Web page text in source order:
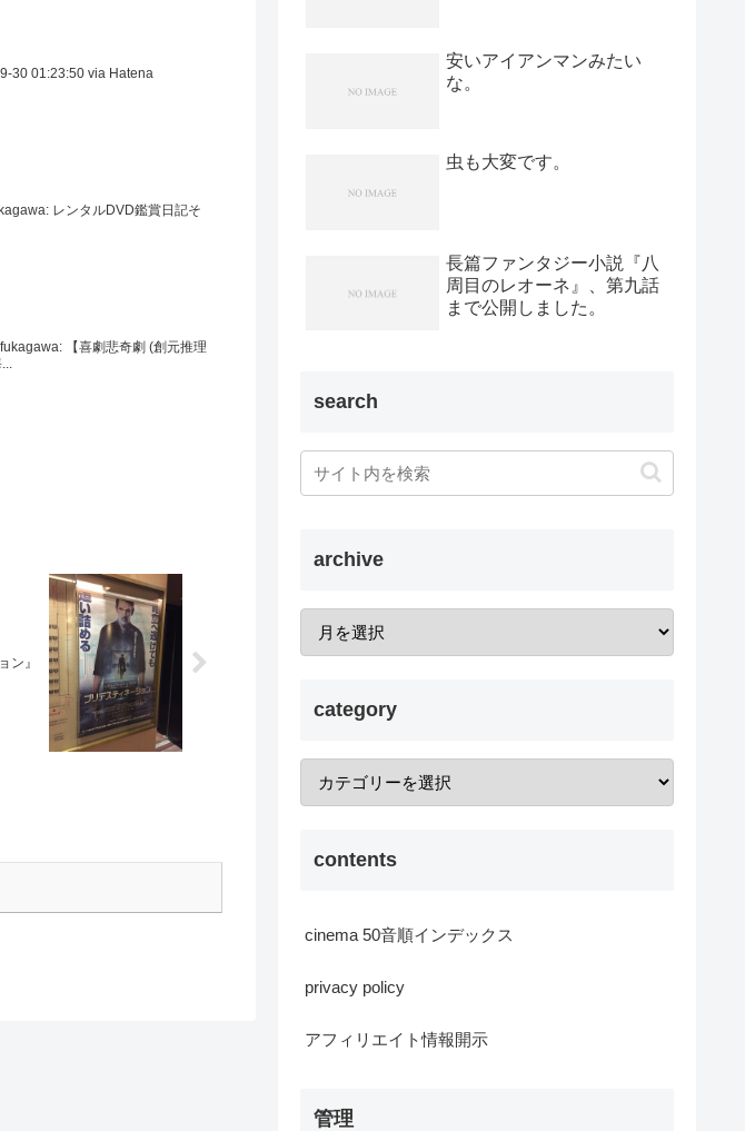
30 01:23:50 via Hatena
レンタルDVD鑑賞日記そ
【喜劇悲奇劇 (創元推理
ン』
安いアイアンマンみたい
な。
虫も大変です。
長篇ファンタジー小説『八
周目のレオーネ』、第九話
まで公開しました。
search
archive
category
contents
cinema 50音順インデックス
privacy policy
アフィリエイト情報開示
管理